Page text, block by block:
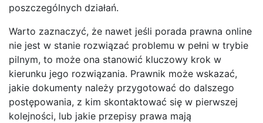
poszczególnych działań.
Warto zaznaczyć, że nawet jeśli porada prawna online
nie jest w stanie rozwiązać problemu w pełni w trybie
pilnym, to może ona stanowić kluczowy krok w
kierunku jego rozwiązania. Prawnik może wskazać,
jakie dokumenty należy przygotować do dalszego
postępowania, z kim skontaktować się w pierwszej
kolejności, lub jakie przepisy prawa mają